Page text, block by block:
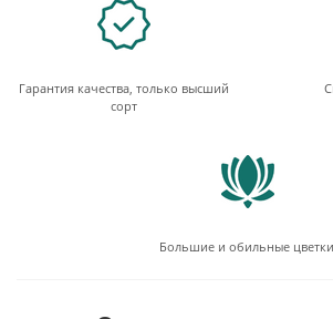
Гарантия качества, только высший
сорт
Большие и обильные